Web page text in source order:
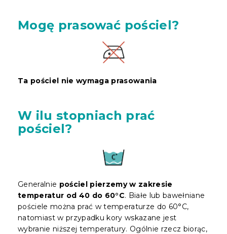
Mogę prasować pościel?
Ta pościel nie wymaga prasowania
W ilu stopniach prać
pościel?
Generalnie pościel pierzemy w zakresie
temperatur od 40 do 60°C. Białe lub bawełniane
pościele można prać w temperaturze do 60°C,
natomiast w przypadku kory wskazane jest
wybranie niższej temperatury. Ogólnie rzecz biorąc,